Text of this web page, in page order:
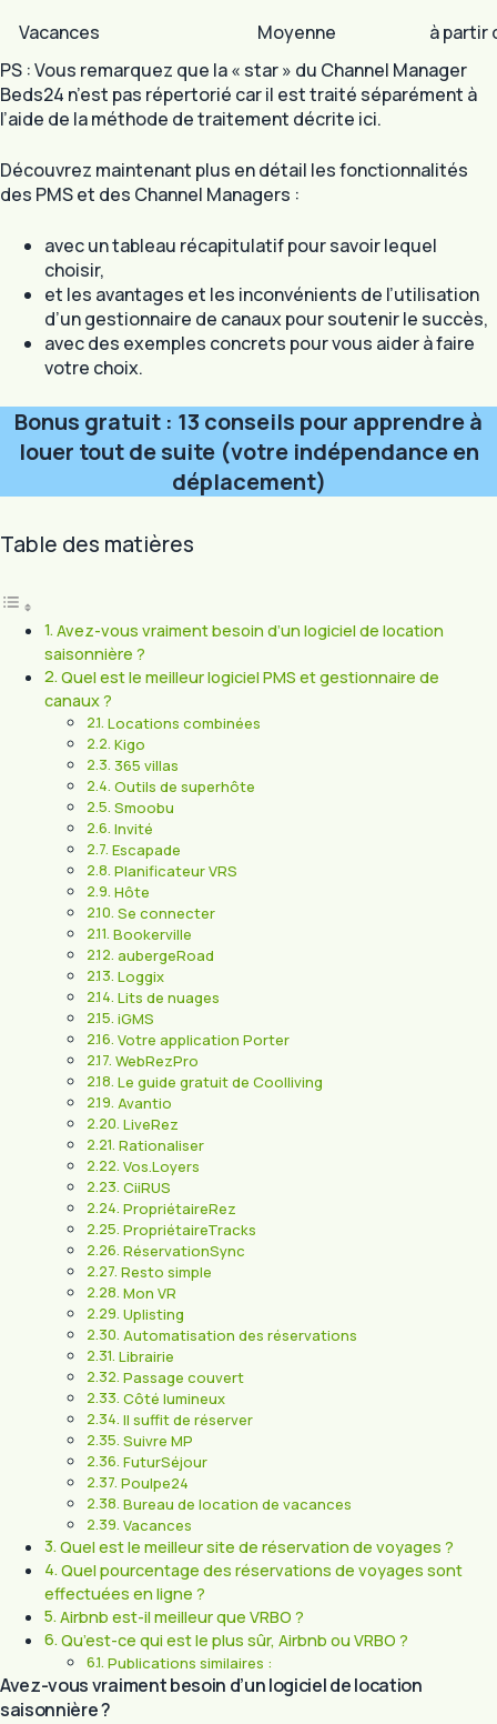
Vacances Moyenne
à partir
PS : Vous remarquez que la « star » du Channel Manager
Beds24 n’est pas répertorié car il est traité séparément à
l’aide de la méthode de traitement décrite ici.
Découvrez maintenant plus en détail les fonctionnalités
des PMS et des Channel Managers :
avec un tableau récapitulatif pour savoir lequel
choisir,
et les avantages et les inconvénients de l’utilisation
d’un gestionnaire de canaux pour soutenir le succès,
avec des exemples concrets pour vous aider à faire
votre choix.
Bonus gratuit : 13 conseils pour apprendre à
louer tout de suite (votre indépendance en
déplacement)
Table des matières
Avez-vous vraiment besoin d’un logiciel de location
saisonnière ?
Quel est le meilleur logiciel PMS et gestionnaire de
canaux ?
Locations combinées
Kigo
365 villas
Outils de superhôte
Smoobu
Invité
Escapade
Planificateur VRS
Hôte
Se connecter
Bookerville
aubergeRoad
Loggix
Lits de nuages
iGMS
Votre application Porter
WebRezPro
Le guide gratuit de Coolliving
Avantio
LiveRez
Rationaliser
Vos.Loyers
CiiRUS
PropriétaireRez
PropriétaireTracks
RéservationSync
Resto simple
Mon VR
Uplisting
Automatisation des réservations
Librairie
Passage couvert
Côté lumineux
Il suffit de réserver
Suivre MP
FuturSéjour
Poulpe24
Bureau de location de vacances
Vacances
Quel est le meilleur site de réservation de voyages ?
Quel pourcentage des réservations de voyages sont
effectuées en ligne ?
Airbnb est-il meilleur que VRBO ?
Qu’est-ce qui est le plus sûr, Airbnb ou VRBO ?
Publications similaires :
Avez-vous vraiment besoin d’un logiciel de location
saisonnière ?